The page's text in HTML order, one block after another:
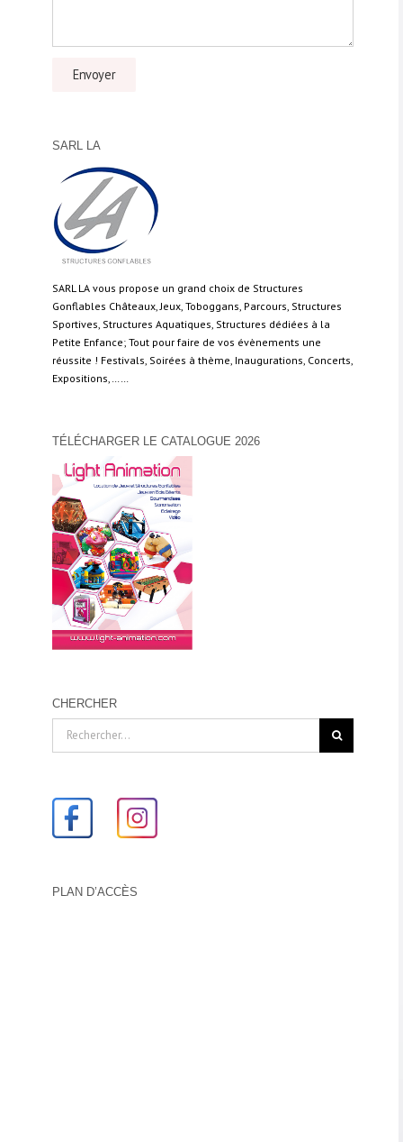
SARL LA
SARL LA vous propose un grand choix de Structures
Gonflables Châteaux, Jeux, Toboggans, Parcours, Structures
Sportives, Structures Aquatiques, Structures dédiées à la
Petite Enfance; Tout pour faire de vos évènements une
réussite ! Festivals, Soirées à thème, Inaugurations, Concerts,
Expositions,……
TÉLÉCHARGER LE CATALOGUE 2026
CHERCHER
PLAN D’ACCÈS